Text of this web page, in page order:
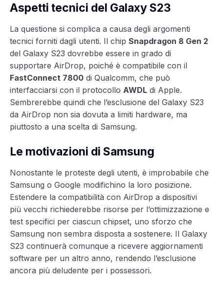
Aspetti tecnici del Galaxy S23
La questione si complica a causa degli argomenti
tecnici forniti dagli utenti. Il chip Snapdragon 8 Gen 2
del Galaxy S23 dovrebbe essere in grado di
supportare AirDrop, poiché è compatibile con il
FastConnect 7800 di Qualcomm, che può
interfacciarsi con il protocollo AWDL di Apple.
Sembrerebbe quindi che l’esclusione del Galaxy S23
da AirDrop non sia dovuta a limiti hardware, ma
piuttosto a una scelta di Samsung.
Le motivazioni di Samsung
Nonostante le proteste degli utenti, è improbabile che
Samsung o Google modifichino la loro posizione.
Estendere la compatibilità con AirDrop a dispositivi
più vecchi richiederebbe risorse per l’ottimizzazione e
test specifici per ciascun chipset, uno sforzo che
Samsung non sembra disposta a sostenere. Il Galaxy
S23 continuerà comunque a ricevere aggiornamenti
software per un altro anno, rendendo l’esclusione
ancora più deludente per i possessori.